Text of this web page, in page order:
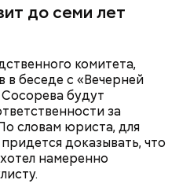
до семи лет
комитета,
в беседе с «Вечерней
будут
за
словам юриста, для
доказывать, что
намеренно
расследование
точную
Подозрения
человек заставил
суспензию,
объяснил, что
Он хотел, чтобы
а у него появилась
квартиры дорогие
что незадолго до
у нее полмиллиона